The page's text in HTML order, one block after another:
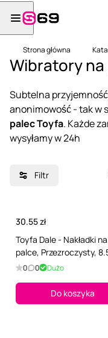
Strona główna
Wibratory na
Subtelna
anonimowość - tak w
palec Toyfa. Każde
wysyłamy w 24h
Filtr
30.55 zł
Toyfa Dale - Nakładki na
palce, Przezroczysty,
0 0 Dużo
Do koszyka